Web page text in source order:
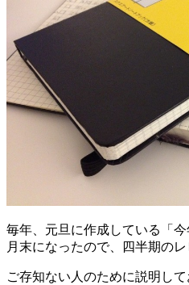
毎年、元旦に作成している「
月末になったので、四半期の
ご存知ない人のために説明し